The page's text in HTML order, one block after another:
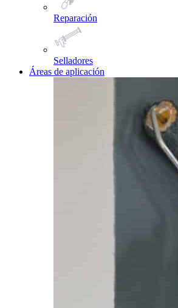
Reparación
Selladores
Áreas de aplicación